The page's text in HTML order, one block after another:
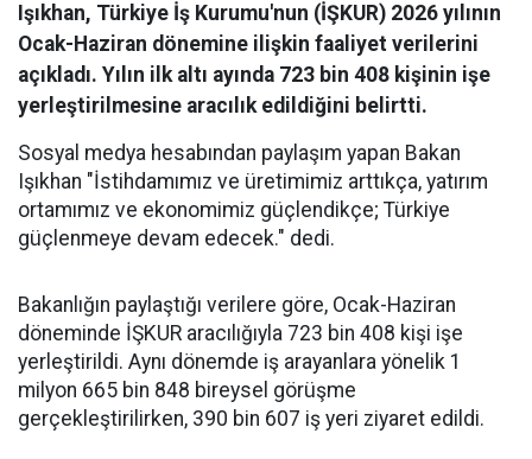
Işıkhan, Türkiye İş Kurumu'nun (İŞKUR) 2026 yılının
Ocak-Haziran dönemine ilişkin faaliyet verilerini
açıkladı. Yılın ilk altı ayında 723 bin 408 kişinin işe
yerleştirilmesine aracılık edildiğini belirtti.
Sosyal medya hesabından paylaşım yapan Bakan
Işıkhan "İstihdamımız ve üretimimiz arttıkça, yatırım
ortamımız ve ekonomimiz güçlendikçe; Türkiye
güçlenmeye devam edecek." dedi.
Bakanlığın paylaştığı verilere göre, Ocak-Haziran
döneminde İŞKUR aracılığıyla 723 bin 408 kişi işe
yerleştirildi. Aynı dönemde iş arayanlara yönelik 1
milyon 665 bin 848 bireysel görüşme
gerçekleştirilirken, 390 bin 607 iş yeri ziyaret edildi.